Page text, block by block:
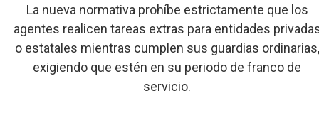
La nueva normativa prohíbe estrictamente que los
agentes realicen tareas extras para entidades
o estatales mientras cumplen sus guardias ordinarias,
exigiendo que estén en su periodo de franco de
servicio.